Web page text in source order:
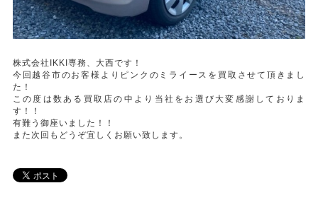
株式会社IKKI専務、大西です！
今回越谷市のお客様よりピンクのミライースを買取させて頂きまし
た！
この度は数ある買取店の中より当社をお選び大変感謝しておりま
す！！
有難う御座いました！！
また次回もどうぞ宜しくお願い致します。